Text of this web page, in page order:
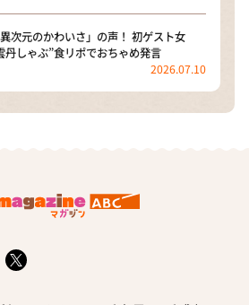
次元のかわいさ」の声！ 初ゲスト女
丹しゃぶ”食リポでおちゃめ発言
2026.07.10